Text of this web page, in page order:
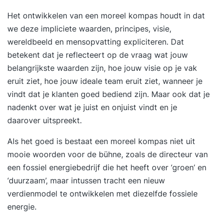
Het ontwikkelen van een moreel kompas houdt in dat
we deze impliciete waarden, principes, visie,
wereldbeeld en mensopvatting expliciteren. Dat
betekent dat je reflecteert op de vraag wat jouw
belangrijkste waarden zijn, hoe jouw visie op je vak
eruit ziet, hoe jouw ideale team eruit ziet, wanneer je
vindt dat je klanten goed bediend zijn. Maar ook dat je
nadenkt over wat je juist en onjuist vindt en je
daarover uitspreekt.
Als het goed is bestaat een moreel kompas niet uit
mooie woorden voor de bühne, zoals de directeur van
een fossiel energiebedrijf die het heeft over ‘groen’ en
‘duurzaam’, maar intussen tracht een nieuw
verdienmodel te ontwikkelen met diezelfde fossiele
energie.